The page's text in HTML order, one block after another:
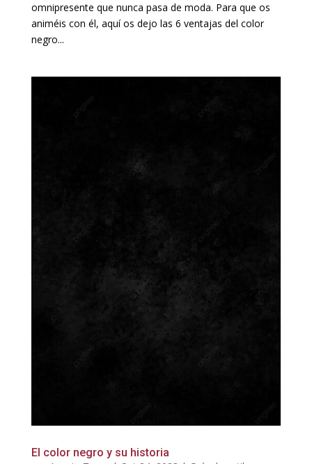
omnipresente que nunca pasa de moda. Para que os
animéis con él, aquí os dejo las 6 ventajas del color
negro...
El color negro y su historia